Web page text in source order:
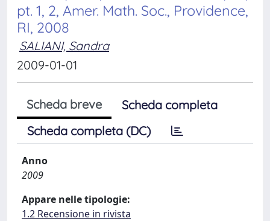
pt. 1, 2, Amer. Math. Soc., Providence,
RI, 2008
SALIANI, Sandra
2009-01-01
Scheda breve
Scheda completa
Scheda completa (DC)
Anno
2009
Appare nelle tipologie:
1.2 Recensione in rivista